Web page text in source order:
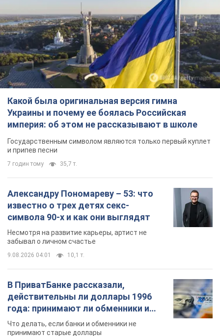
Какой была оригинальная версия гимна
Украины и почему ее боялась Российская
империя: об этом не рассказывают в школе
Государственным символом являются только первый куплет
и припев песни
7 годин тому 35,7 т.
Александру Пономареву – 53: что
известно о трех детях секс-
символа 90-х и как они выглядят
забывал о личном счастье
действительны ли доллары 1996
года: принимают ли обменники и
банки такие купюры
принимают старые доллары